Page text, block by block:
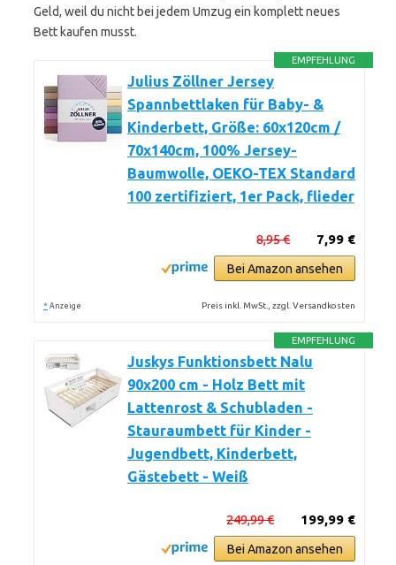
Geld, weil du nicht bei jedem Umzug ein komplett neues
Bett kaufen musst.
EMPFEHLUNG
Julius Zöllner Jersey
Spannbettlaken für Baby- &
Kinderbett, Größe: 60x120cm /
70x140cm, 100% Jersey-
Baumwolle, OEKO-TEX Standard
100 zertifiziert, 1er Pack, flieder
7,99 €
8,95 €
Bei Amazon ansehen
* Anzeige Preis inkl. MwSt., zzgl. Versandkosten
EMPFEHLUNG
Juskys Funktionsbett Nalu
90x200 cm - Holz Bett mit
Lattenrost & Schubladen -
Stauraumbett für Kinder -
Jugendbett, Kinderbett,
Gästebett - Weiß
199,99 €
249,99 €
Bei Amazon ansehen